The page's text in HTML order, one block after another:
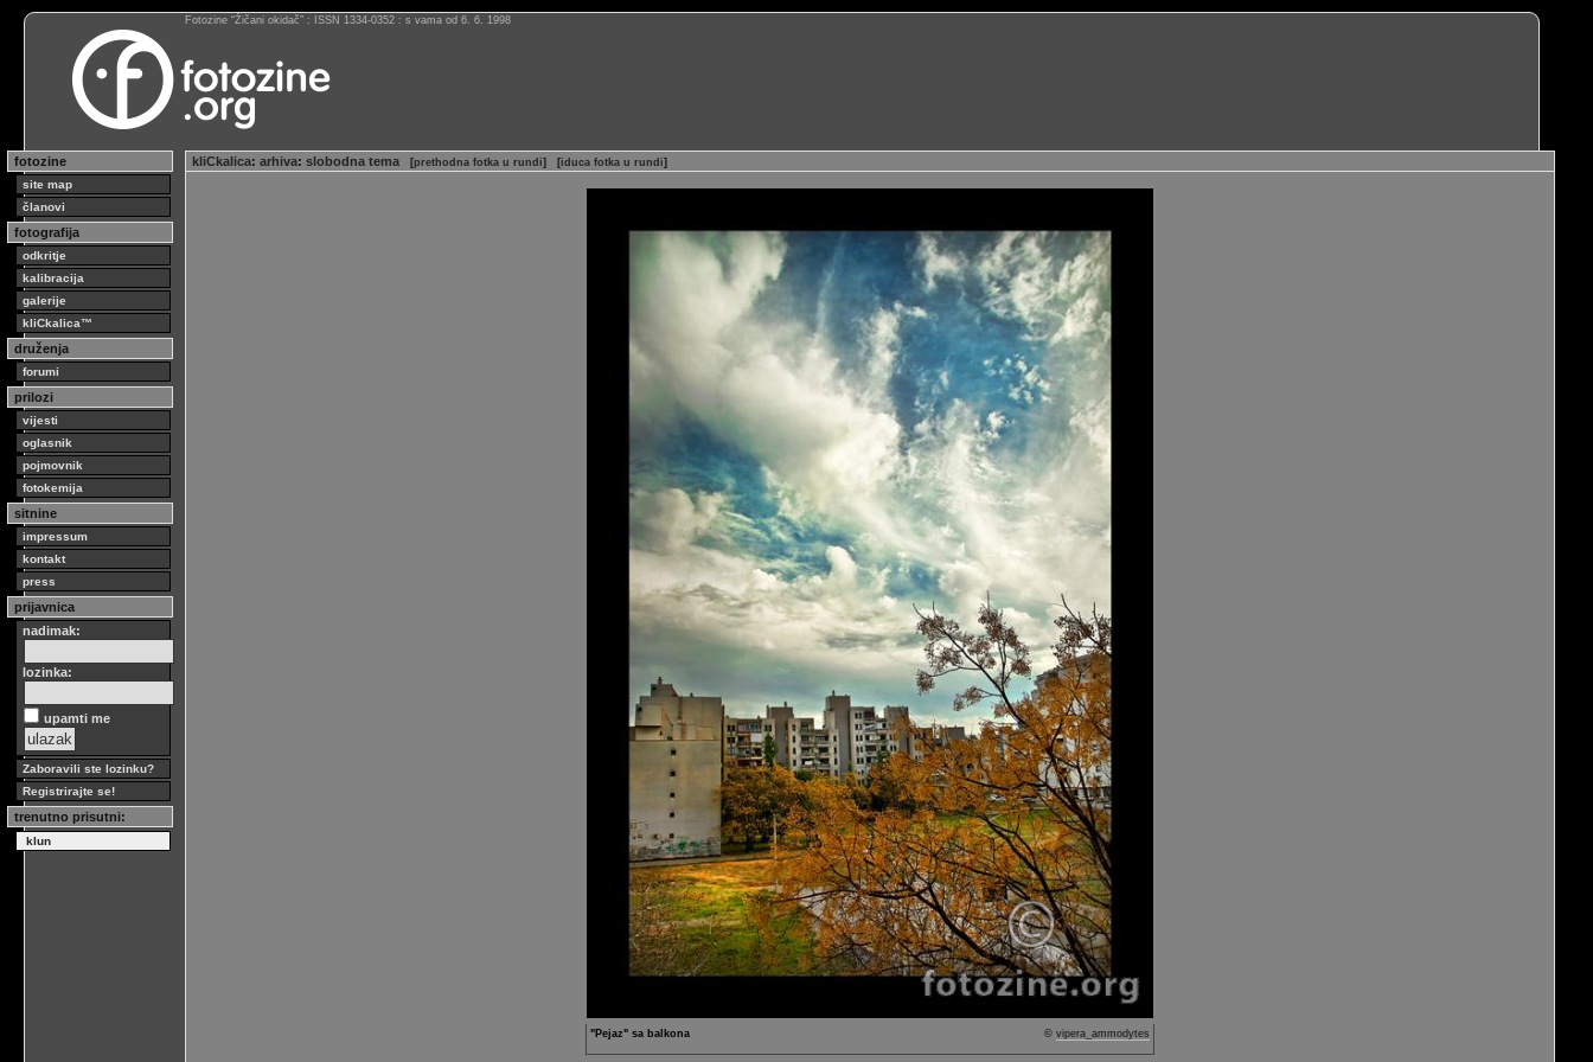
Fotozine “Žičani okidač” : ISSN 1334-0352 : s vama od 6. 6. 1998
fotozine
site map
članovi
fotografija
odkritje
kalibracija
galerije
kliCkalica™
druženja
forumi
prilozi
vijesti
oglasnik
pojmovnik
fotokemija
sitnine
impressum
kontakt
press
prijavnica
nadimak:
lozinka:
upamti me
Zaboravili ste lozinku?
Registrirajte se!
trenutno prisutni:
klun
kliCkalica: arhiva: slobodna tema [prethodna fotka u rundi] [iduca fotka u rundi]
© vipera_ammodytes
"Pejaz" sa balkona